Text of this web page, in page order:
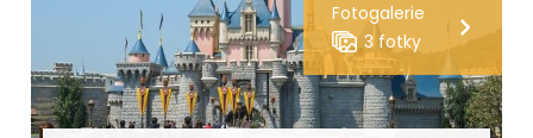
Fotogalerie
3 fotky